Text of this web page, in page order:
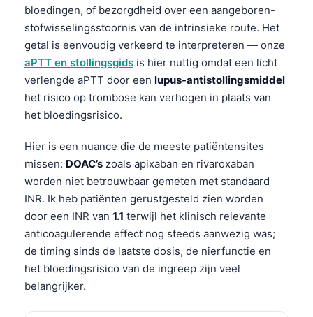
bloedingen, of bezorgdheid over een aangeboren-
stofwisselingsstoornis van de intrinsieke route. Het
getal is eenvoudig verkeerd te interpreteren — onze
aPTT en stollingsgids is hier nuttig omdat een licht
verlengde aPTT door een lupus-antistollingsmiddel
het risico op trombose kan verhogen in plaats van
het bloedingsrisico.
Hier is een nuance die de meeste patiëntensites
missen: DOAC’s zoals apixaban en rivaroxaban
worden niet betrouwbaar gemeten met standaard
INR. Ik heb patiënten gerustgesteld zien worden
door een INR van 1.1 terwijl het klinisch relevante
anticoagulerende effect nog steeds aanwezig was;
de timing sinds de laatste dosis, de nierfunctie en
het bloedingsrisico van de ingreep zijn veel
belangrijker.
Ślōnskŏ gŏdka
Norsk bokmål